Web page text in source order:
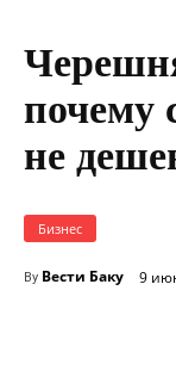
почему
не
Бизнес
By Вести Баку 9